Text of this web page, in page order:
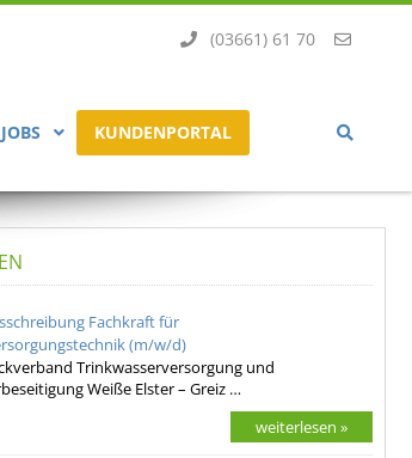
(03661) 61 70
KUNDENPORTAL
Fachkraft für
(m/w/d)
Trinkwasserversorgung und
Weiße Elster – Greiz …
weiterlesen »